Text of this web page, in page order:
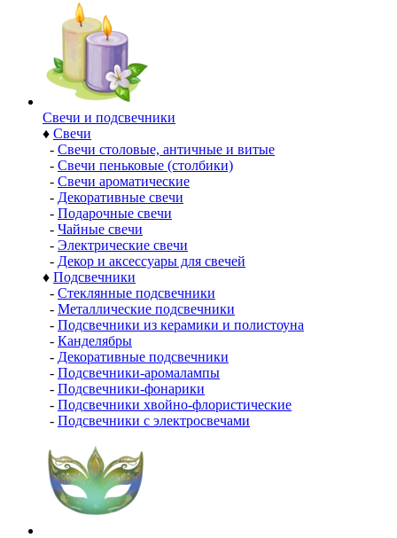
Свечи и подсвечники
♦ Свечи
- Свечи столовые, античные и витые
- Свечи пеньковые (столбики)
- Свечи ароматические
- Декоративные свечи
- Подарочные свечи
- Чайные свечи
- Электрические свечи
- Декор и аксессуары для свечей
♦ Подсвечники
- Стеклянные подсвечники
- Металлические подсвечники
- Подсвечники из керамики и полистоуна
- Канделябры
- Декоративные подсвечники
- Подсвечники-аромалампы
- Подсвечники-фонарики
- Подсвечники хвойно-флористические
- Подсвечники с электросвечами